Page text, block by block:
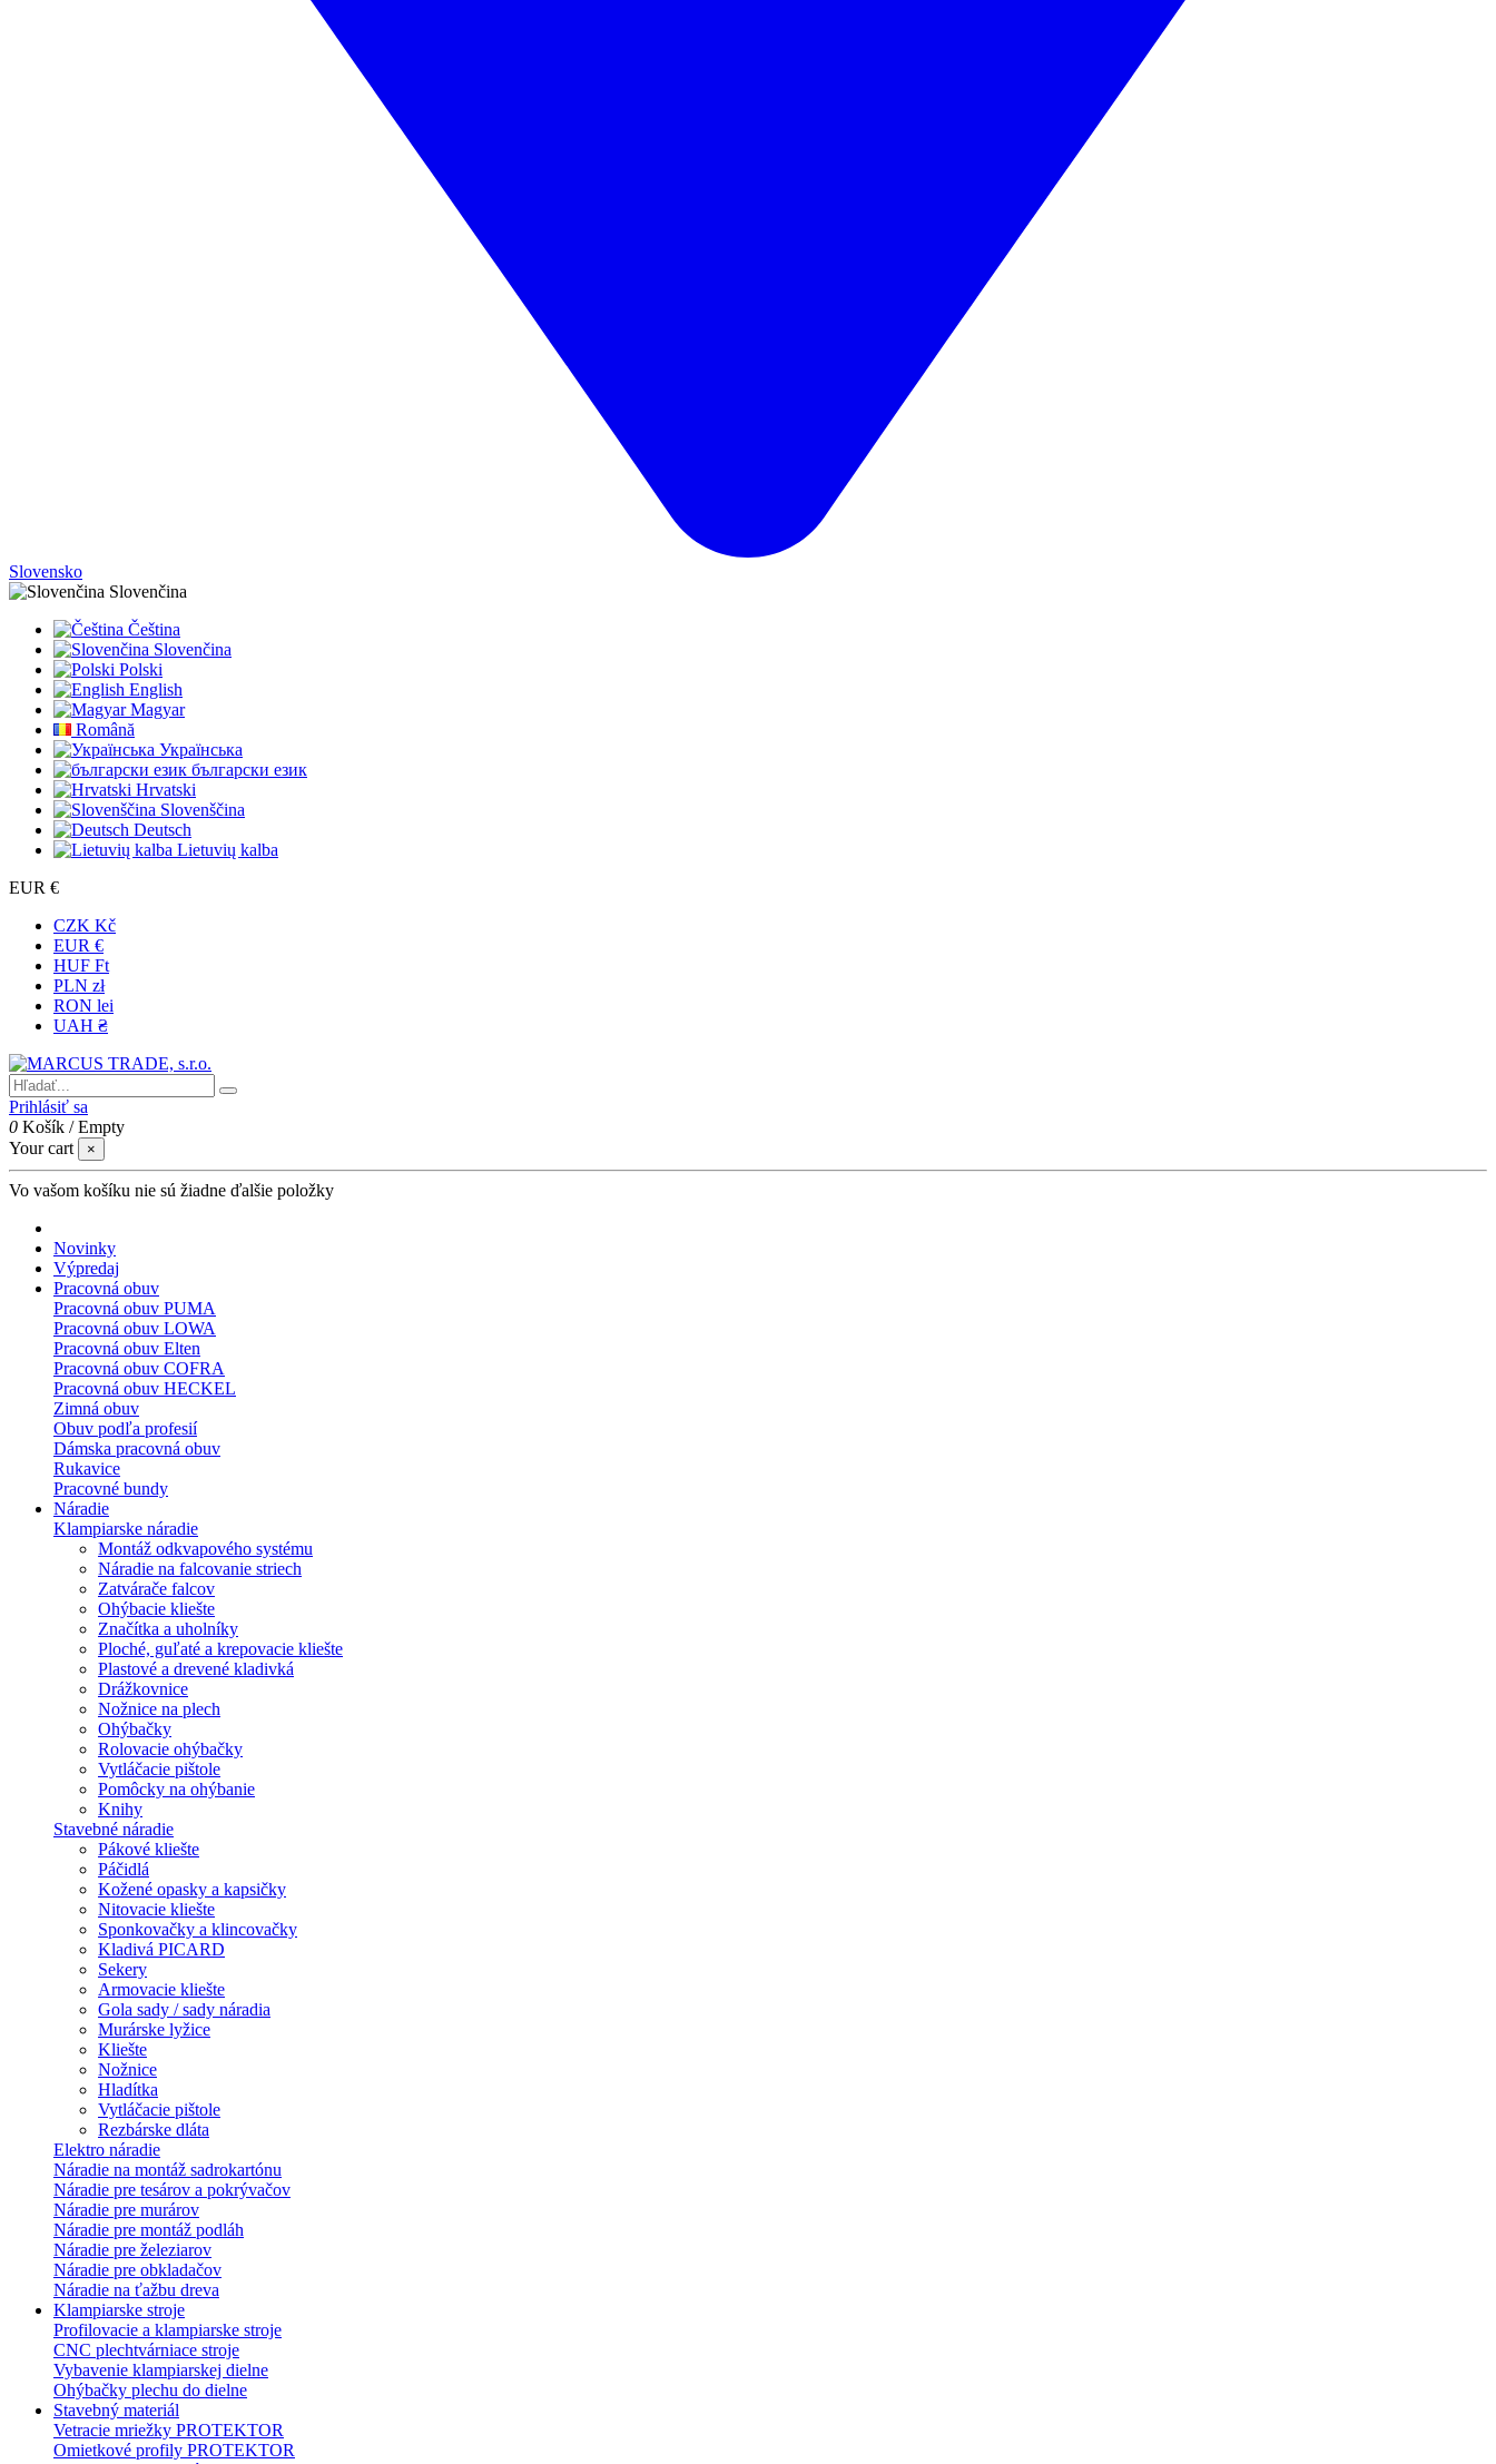
Slovensko
Slovenčina
Čeština
Slovenčina
Polski
English
Magyar
Română
Українська
български език
Hrvatski
Slovenščina
Deutsch
Lietuvių kalba
EUR €
CZK Kč
EUR €
HUF Ft
PLN zł
RON lei
UAH ₴
Prihlásiť sa
0 Košík /Empty
Your cart
×
Vo vašom košíku nie sú žiadne ďalšie položky
Novinky
Výpredaj
Pracovná obuv
Pracovná obuv PUMA
Pracovná obuv LOWA
Pracovná obuv Elten
Pracovná obuv COFRA
Pracovná obuv HECKEL
Zimná obuv
Obuv podľa profesií
Dámska pracovná obuv
Rukavice
Pracovné bundy
Náradie
Klampiarske náradie
Montáž odkvapového systému
Náradie na falcovanie striech
Zatvárače falcov
Ohýbacie kliešte
Značítka a uholníky
Ploché, guľaté a krepovacie kliešte
Plastové a drevené kladivká
Drážkovnice
Nožnice na plech
Ohýbačky
Rolovacie ohýbačky
Vytláčacie pištole
Pomôcky na ohýbanie
Knihy
Stavebné náradie
Pákové kliešte
Páčidlá
Kožené opasky a kapsičky
Nitovacie kliešte
Sponkovačky a klincovačky
Kladivá PICARD
Sekery
Armovacie kliešte
Gola sady / sady náradia
Murárske lyžice
Kliešte
Nožnice
Hladítka
Vytláčacie pištole
Rezbárske dláta
Elektro náradie
Náradie na montáž sadrokartónu
Náradie pre tesárov a pokrývačov
Náradie pre murárov
Náradie pre montáž podláh
Náradie pre železiarov
Náradie pre obkladačov
Náradie na ťažbu dreva
Klampiarske stroje
Profilovacie a klampiarske stroje
CNC plechtvárniace stroje
Vybavenie klampiarskej dielne
Ohýbačky plechu do dielne
Stavebný materiál
Vetracie mriežky PROTEKTOR
Omietkové profily PROTEKTOR